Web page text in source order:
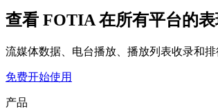
查看 FOTIA 在所有平台的
流媒体数据、电台播放、播放列表收录和
免费开始使用
产品